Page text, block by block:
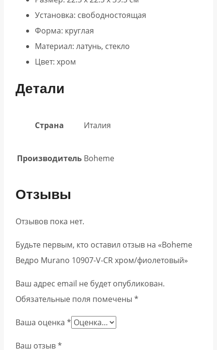
Установка: свободностоящая
Форма: круглая
Материал: латунь, стекло
Цвет: хром
Детали
Страна Италия
Производитель Boheme
Отзывы
Отзывов пока нет.
Будьте первым, кто оставил отзыв на «Boheme
Ведро Murano 10907-V-CR хром/фиолетовый»
Ваш адрес email не будет опубликован.
Обязательные поля помечены *
Ваша оценка *
Ваш отзыв*